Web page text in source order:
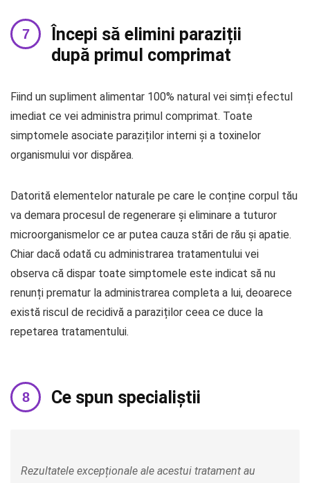
Începi să elimini paraziții
după primul comprimat
Fiind un supliment alimentar 100% natural vei simți efectul
imediat ce vei administra primul comprimat. Toate
simptomele asociate paraziților interni și a toxinelor
organismului vor dispărea.
Datorită elementelor naturale pe care le conține corpul tău
va demara procesul de regenerare și eliminare a tuturor
microorganismelor ce ar putea cauza stări de rău și apatie.
Chiar dacă odată cu administrarea tratamentului vei
observa că dispar toate simptomele este indicat să nu
renunți prematur la administrarea completa a lui, deoarece
există riscul de recidivă a paraziților ceea ce duce la
repetarea tratamentului.
Ce spun specialiștii
Rezultatele excepționale ale acestui tratament au